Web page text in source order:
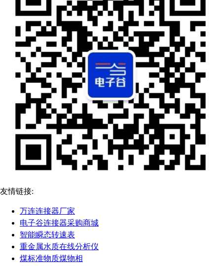
友情链接:
万连连接器厂家
电子谷连接器采购商城
智能瞬态转速表
重金属水质在线分析仪
煤标准物质煤物相